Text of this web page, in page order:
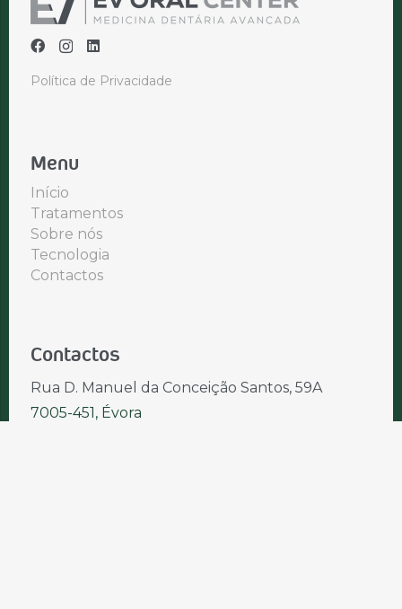
Política de Privacidade
Menu
Início
Tratamentos
Sobre nós
Tecnologia
Contactos
Contactos
Rua D. Manuel da Conceição Santos, 59A
7005-451, Évora